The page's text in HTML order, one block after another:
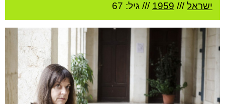
ישראל///
1959 /// גיל: 67